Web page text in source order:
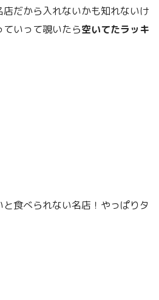
だから入れないかも知れないけ
いって覗いたら空いてたラッキ
食べられない名店！やっぱりタ